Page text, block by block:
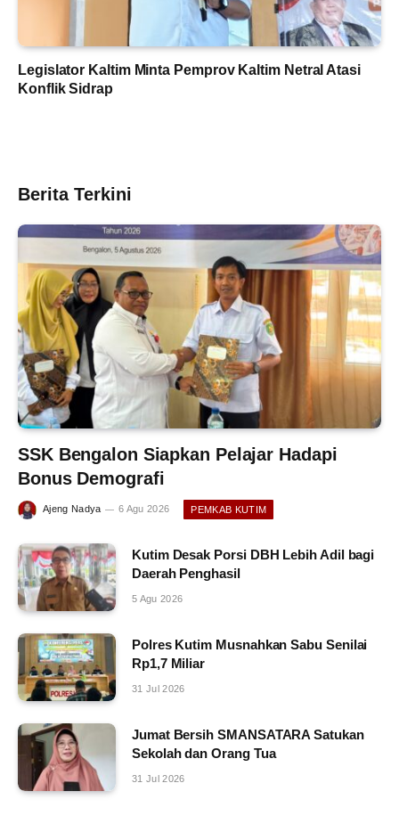
Legislator Kaltim Minta Pemprov Kaltim Netral Atasi
Konflik Sidrap
Berita Terkini
SSK Bengalon Siapkan Pelajar Hadapi
Bonus Demografi
Ajeng Nadya 6 Agu 2026 PEMKAB KUTIM
Kutim Desak Porsi DBH Lebih Adil bagi
Daerah Penghasil
5 Agu 2026
Polres Kutim Musnahkan Sabu Senilai
Rp1,7 Miliar
31 Jul 2026
Jumat Bersih SMANSATARA Satukan
Sekolah dan Orang Tua
31 Jul 2026